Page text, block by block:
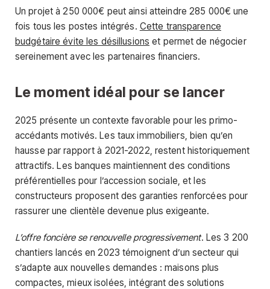
Un projet à 250 000€ peut ainsi atteindre 285 000€ une
fois tous les postes intégrés. Cette transparence
budgétaire évite les désillusions et permet de négocier
sereinement avec les partenaires financiers.
Le moment idéal pour se lancer
2025 présente un contexte favorable pour les primo-
accédants motivés. Les taux immobiliers, bien qu’en
hausse par rapport à 2021-2022, restent historiquement
attractifs. Les banques maintiennent des conditions
préférentielles pour l’accession sociale, et les
constructeurs proposent des garanties renforcées pour
rassurer une clientèle devenue plus exigeante.
L’offre foncière se renouvelle progressivement. Les 3 200
chantiers lancés en 2023 témoignent d’un secteur qui
s’adapte aux nouvelles demandes : maisons plus
compactes, mieux isolées, intégrant des solutions